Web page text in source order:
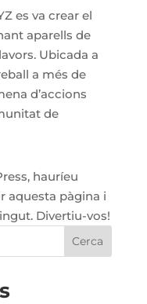
es va crear el
aparells de
Ubicada a
a més de
d’accions
de
hauríeu
aquesta pàgina i
Divertiu-vos!
Cerca